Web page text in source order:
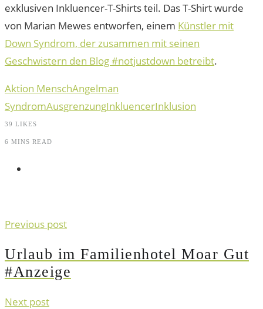
exklusiven Inkluencer-T-Shirts teil. Das T-Shirt wurde
von Marian Mewes entworfen, einem Künstler mit
Down Syndrom, der zusammen mit seinen
Geschwistern den Blog #notjustdown betreibt.
Aktion MenschAngelman
SyndromAusgrenzungInkluencerInklusion
39 LIKES
6 MINS READ
Previous post
Urlaub im Familienhotel Moar Gut
#Anzeige
Next post